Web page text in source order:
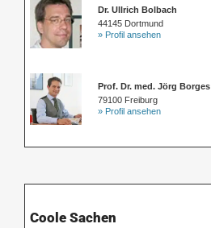
Dr. Ullrich Bolbach
44145 Dortmund
» Profil ansehen
Prof. Dr. med. Jörg Borges
79100 Freiburg
» Profil ansehen
Coole Sachen